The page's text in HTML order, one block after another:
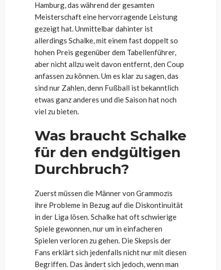
Hamburg, das während der gesamten
Meisterschaft eine hervorragende Leistung
gezeigt hat. Unmittelbar dahinter ist
allerdings Schalke, mit einem fast doppelt so
hohen Preis gegenüber dem Tabellenführer,
aber nicht allzu weit davon entfernt, den Coup
anfassen zu können. Um es klar zu sagen, das
sind nur Zahlen, denn Fußball ist bekanntlich
etwas ganz anderes und die Saison hat noch
viel zu bieten.
Was braucht Schalke
für den endgültigen
Durchbruch?
Zuerst müssen die Männer von Grammozīs
ihre Probleme in Bezug auf die Diskontinuität
in der Liga lösen. Schalke hat oft schwierige
Spiele gewonnen, nur um in einfacheren
Spielen verloren zu gehen. Die Skepsis der
Fans erklärt sich jedenfalls nicht nur mit diesen
Begriffen. Das ändert sich jedoch, wenn man